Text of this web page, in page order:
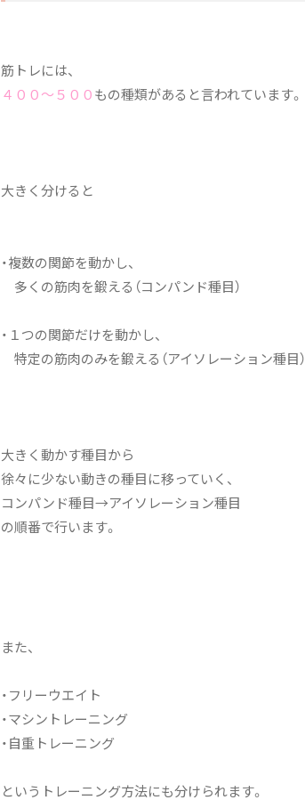
筋トレには、
４００～５００もの種類があると言われています。
大きく分けると
・複数の関節を動かし、
多くの筋肉を鍛える（コンパンド種目）
・１つの関節だけを動かし、
特定の筋肉のみを鍛える（アイソレーション種目）
大きく動かす種目から
徐々に少ない動きの種目に移っていく、
コンパンド種目→アイソレーション種目
の順番で行います。
また、
・フリーウエイト
・マシントレーニング
・自重トレーニング
というトレーニング方法にも分けられます。